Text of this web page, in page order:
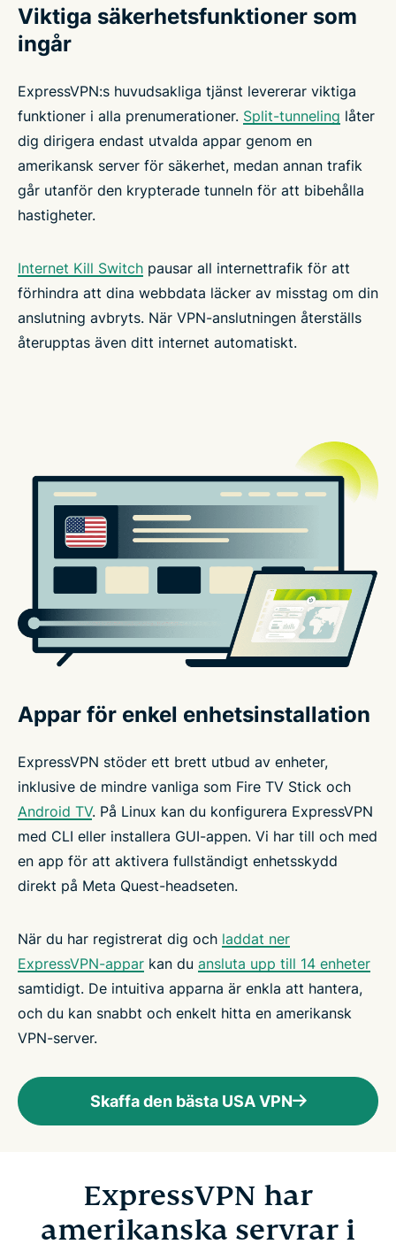
Viktiga säkerhetsfunktioner som
ingår
ExpressVPN:s huvudsakliga tjänst levererar viktiga
funktioner i alla prenumerationer. Split-tunneling låter
dig dirigera endast utvalda appar genom en
amerikansk server för säkerhet, medan annan trafik
går utanför den krypterade tunneln för att bibehålla
hastigheter.
Internet Kill Switch pausar all internettrafik för att
förhindra att dina webbdata läcker av misstag om din
anslutning avbryts. När VPN-anslutningen återställs
återupptas även ditt internet automatiskt.
Appar för enkel enhetsinstallation
ExpressVPN stöder ett brett utbud av enheter,
inklusive de mindre vanliga som Fire TV Stick och
Android TV. På Linux kan du konfigurera ExpressVPN
med CLI eller installera GUI-appen. Vi har till och med
en app för att aktivera fullständigt enhetsskydd
direkt på Meta Quest-headseten.
När du har registrerat dig och laddat ner
ExpressVPN-appar kan du ansluta upp till 14 enheter
samtidigt. De intuitiva apparna är enkla att hantera,
och du kan snabbt och enkelt hitta en amerikansk
VPN-server.
Skaffa den bästa USA VPN
ExpressVPN har
amerikanska servrar i